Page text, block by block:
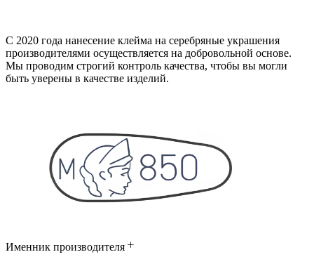
С 2020 года нанесение клейма на серебряные украшения
производителями осуществляется на добровольной основе.
Мы проводим строгий контроль качества, чтобы вы могли
быть уверены в качестве изделий.
Именник производителя